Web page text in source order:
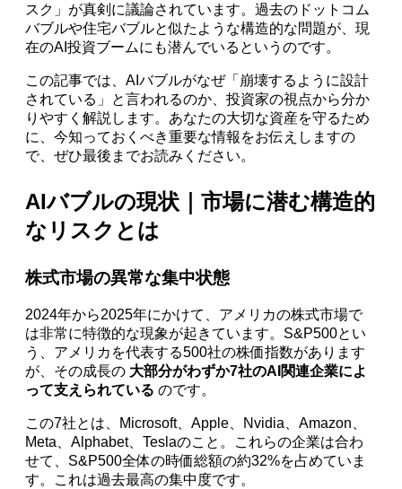
スク」が真剣に議論されています。過去のドットコム
バブルや住宅バブルと似たような構造的な問題が、現
在のAI投資ブームにも潜んでいるというのです。
この記事では、AIバブルがなぜ「崩壊するように設計
されている」と言われるのか、投資家の視点から分か
りやすく解説します。あなたの大切な資産を守るため
に、今知っておくべき重要な情報をお伝えしますの
で、ぜひ最後までお読みください。
AIバブルの現状｜市場に潜む構造的
なリスクとは
株式市場の異常な集中状態
2024年から2025年にかけて、アメリカの株式市場で
は非常に特徴的な現象が起きています。S&P500とい
う、アメリカを代表する500社の株価指数があります
が、その成長の 大部分がわずか7社のAI関連企業によ
って支えられている のです。
この7社とは、Microsoft、Apple、Nvidia、Amazon、
Meta、Alphabet、Teslaのこと。これらの企業は合わ
せて、S&P500全体の時価総額の約32%を占めていま
す。これは過去最高の集中度です。